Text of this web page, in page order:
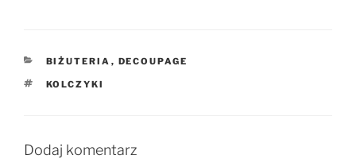
KATEGORIE
BIŻUTERIA , DECOUPAGE
TAGI
KOLCZYKI
Dodaj komentarz